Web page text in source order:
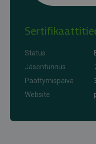
Status
Jäsentunnus
Päättymispäivä
Website